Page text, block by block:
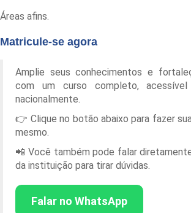
Áreas afins.
Matricule-se agora
Amplie seus conhecimentos e
com um curso completo,
nacionalmente.
👉 Clique no botão abaixo para fazer
mesmo.
📲 Você também pode falar
da instituição para tirar dúvidas.
Falar no WhatsApp